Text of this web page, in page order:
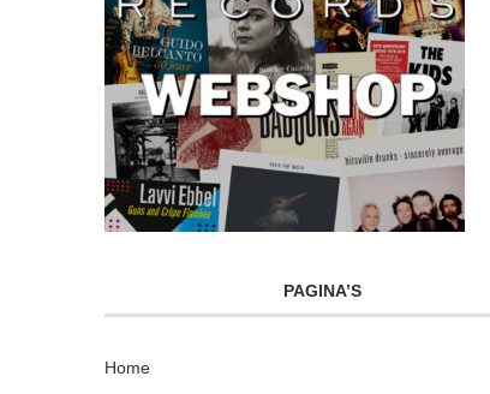
PAGINA’S
Home